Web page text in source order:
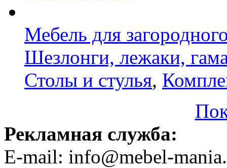
Мебель для
Шезлонги, лежаки,
Столы и стулья,
Рекламная служба:
E-mail: info@mebel-